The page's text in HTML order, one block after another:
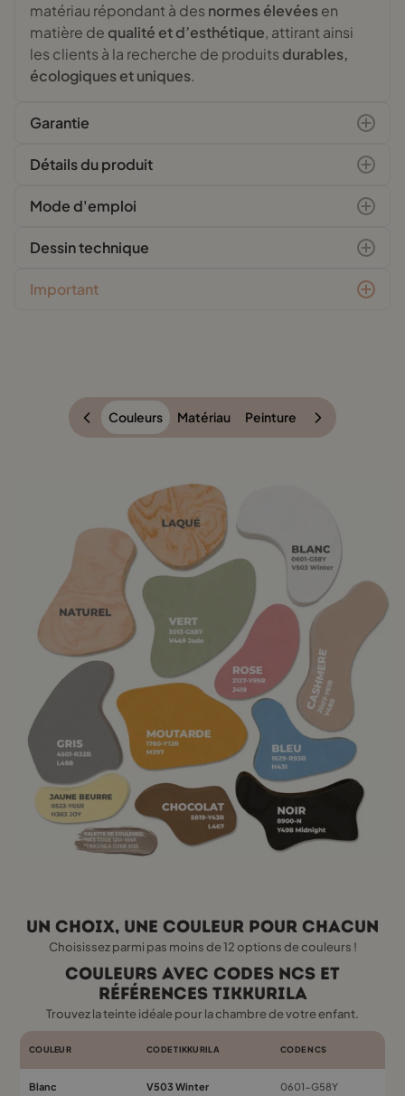
matériau répondant à des normes élevéesen
matière de qualité et d’esthétique, attirant ainsi
les clients à la recherche de produits durables,
écologiques et uniques.
Garantie
Détails du produit
Mode d'emploi
Dessin technique
Important
Couleurs Matériau Peinture
Un choix, une couleur pour chacun
Choisissez parmi pas moins de 12 options de couleurs !
Couleurs avec codes NCS et
références Tikkurila
Trouvez la teinte idéale pour la chambre de votre enfant.
COULEUR CODE TIKKURILA CODE NCS
Blanc V503 Winter 0601-G58Y